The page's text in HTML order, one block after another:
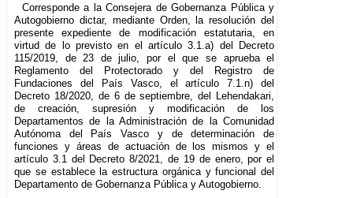
Corresponde a la Consejera de Gobernanza Pública y
Autogobierno dictar, mediante Orden, la resolución del
presente expediente de modificación estatutaria, en
virtud de lo previsto en el artículo 3.1.a) del Decreto
115/2019, de 23 de julio, por el que se aprueba el
Reglamento del Protectorado y del Registro de
Fundaciones del País Vasco, el artículo 7.1.n) del
Decreto 18/2020, de 6 de septiembre, del Lehendakari,
de creación, supresión y modificación de los
Departamentos de la Administración de la Comunidad
Autónoma del País Vasco y de determinación de
funciones y áreas de actuación de los mismos y el
artículo 3.1 del Decreto 8/2021, de 19 de enero, por el
que se establece la estructura orgánica y funcional del
Departamento de Gobernanza Pública y Autogobierno.